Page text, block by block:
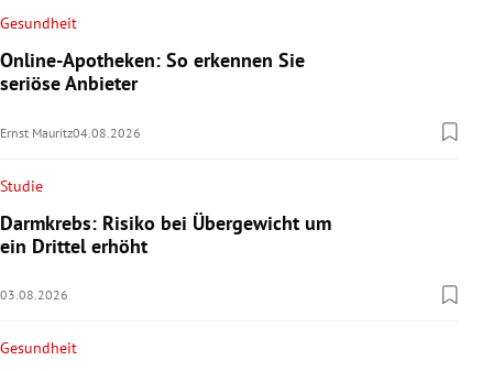
Gesundheit
Online-Apotheken: So erkennen Sie
seriöse Anbieter
Ernst Mauritz04.08.2026
Studie
Darmkrebs: Risiko bei Übergewicht um
ein Drittel erhöht
03.08.2026
Gesundheit